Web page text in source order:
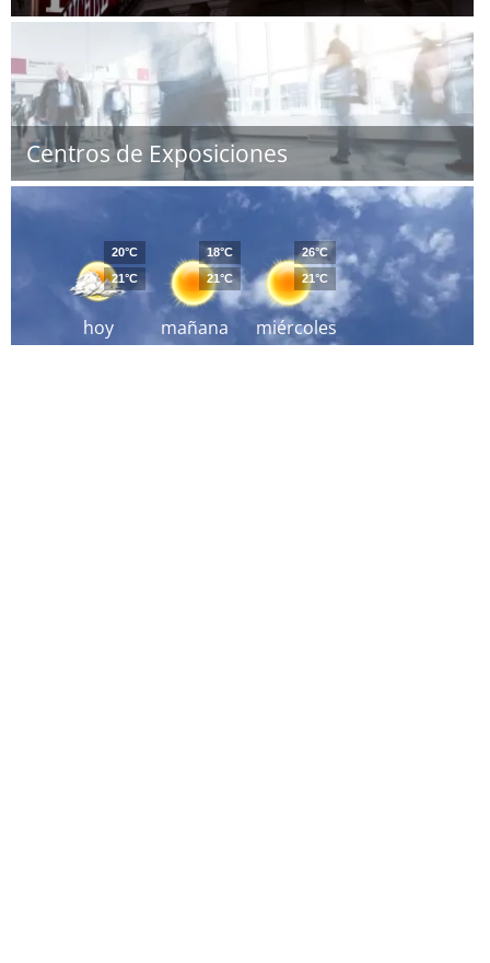
Centros de Exposiciones
hoy
20°C
21°C
mañana
18°C
21°C
miércoles
26°C
21°C